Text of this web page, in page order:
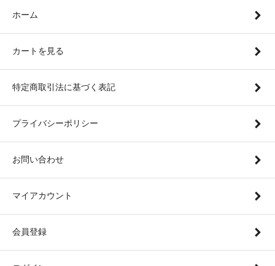
ホーム
カートを見る
特定商取引法に基づく表記
プライバシーポリシー
お問い合わせ
マイアカウント
会員登録